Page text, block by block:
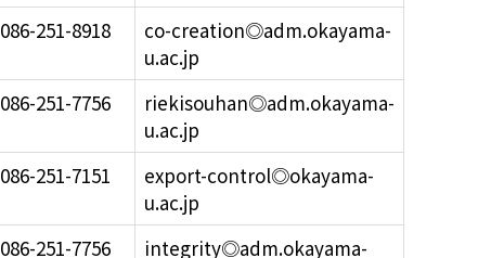
086-251-8918
co-creation◎adm.okayama-
u.ac.jp
086-251-7756
riekisouhan◎adm.okayama-
u.ac.jp
086-251-7151
export-control◎okayama-
u.ac.jp
086-251-7756
integrity◎adm.okayama-